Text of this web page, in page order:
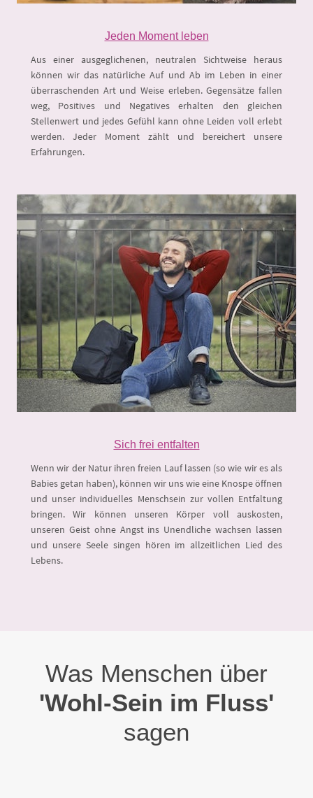
Jeden Moment leben
Aus einer ausgeglichenen, neutralen Sichtweise heraus
können wir das natürliche Auf und Ab im Leben in einer
überraschenden Art und Weise erleben. Gegensätze fallen
weg, Positives und Negatives erhalten den gleichen
Stellenwert und jedes Gefühl kann ohne Leiden voll erlebt
werden. Jeder Moment zählt und bereichert unsere
Erfahrungen.
Sich frei entfalten
Wenn wir der Natur ihren freien Lauf lassen (so wie wir es als
Babies getan haben), können wir uns wie eine Knospe öffnen
und unser individuelles Menschsein zur vollen Entfaltung
bringen. Wir können unseren Körper voll auskosten,
unseren Geist ohne Angst ins Unendliche wachsen lassen
und unsere Seele singen hören im allzeitlichen Lied des
Lebens.
Was Menschen über
'Wohl-Sein im Fluss'
sagen